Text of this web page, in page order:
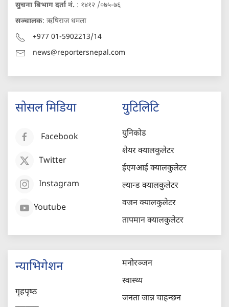
सुचना बिभाग दर्ता नं. : १४१२ /०७५-७६
सञ्चालक: ऋषिराज धमला
+977 01-5902213/14
news@reportersnepal.com
सोसल मिडिया
Facebook
Twitter
Instagram
Youtube
युटिलिटि
युनिकोड
शेयर क्यालकुलेटर
ईएमआई क्यालकुलेटर
ल्यान्ड क्यालकुलेटर
वजन क्यालकुलेटर
तापमान क्यालकुलेटर
न्याभिगेशन
गृहपृष्‍ठ
मनोरञ्जन
स्वास्थ्य
जनता जान्न चाहन्छन